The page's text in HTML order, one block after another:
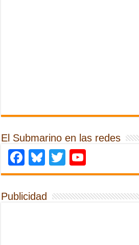
El Submarino en las redes
Facebook
Bluesky
Twitter
Publicidad